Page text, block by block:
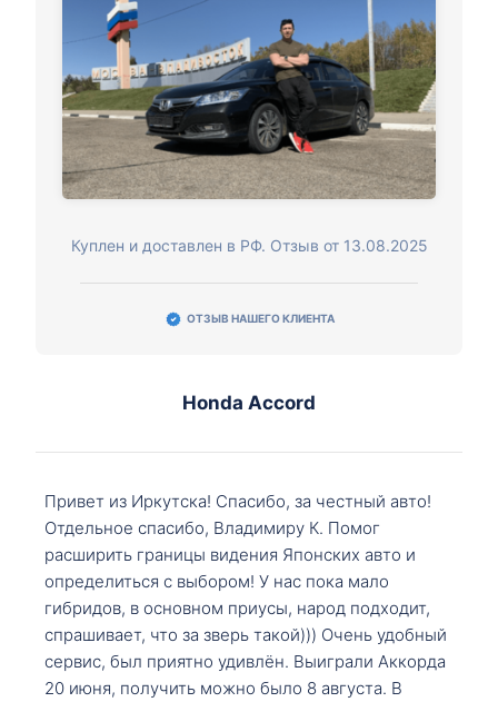
Куплен и доставлен в РФ. Отзыв от 13.08.2025
ОТЗЫВ НАШЕГО КЛИЕНТА
Honda Accord
Привет из Иркутска! Спасибо, за честный авто!
Отдельное спасибо, Владимиру К. Помог
расширить границы видения Японских авто и
определиться с выбором! У нас пока мало
гибридов, в основном приусы, народ подходит,
спрашивает, что за зверь такой))) Очень удобный
сервис, был приятно удивлён. Выиграли Аккорда
20 июня, получить можно было 8 августа. В